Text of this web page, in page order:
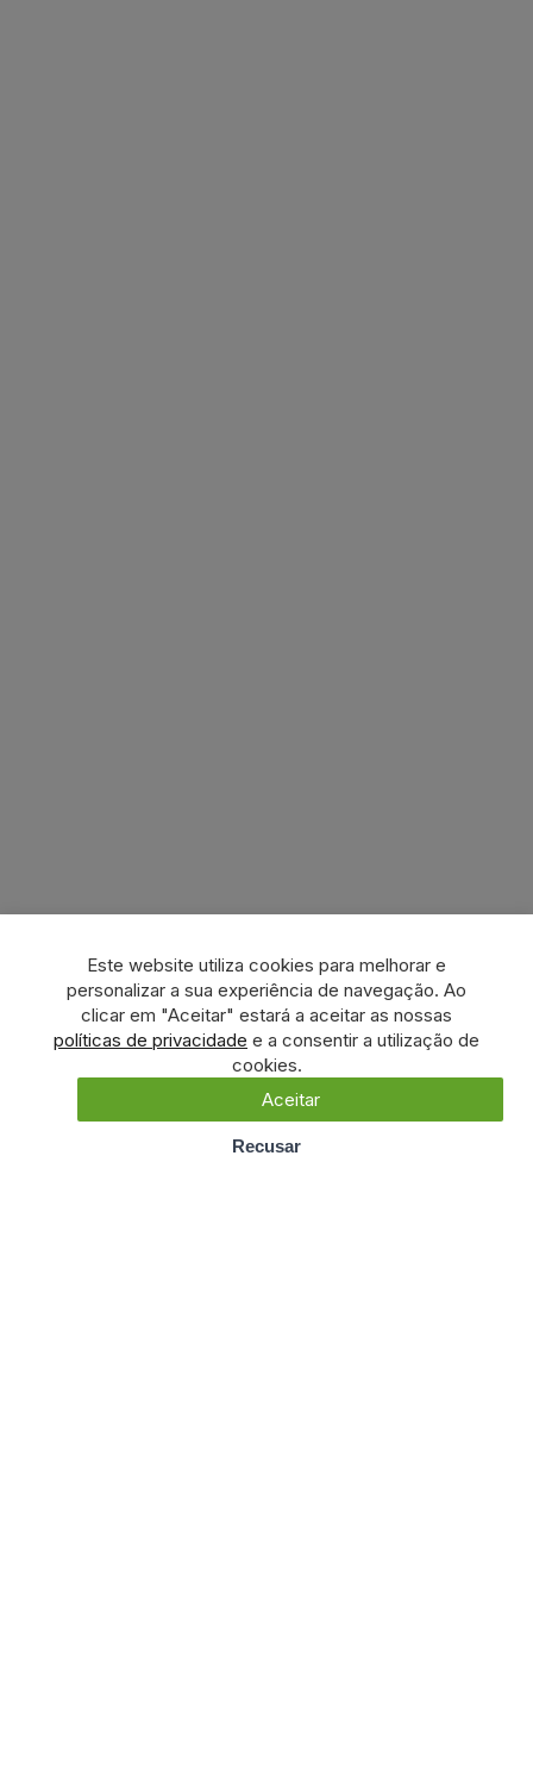
Este website utiliza cookies para melhorar e
personalizar a sua experiência de navegação. Ao
clicar em "Aceitar" estará a aceitar as nossas
políticas de privacidade e a consentir a utilização de
cookies.
Aceitar
Recusar